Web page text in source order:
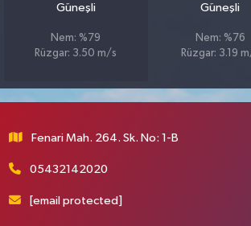
Güneşli
Nem: %79
Rüzgar: 3.50 m/s
Güneşli
Nem: %76
Rüzgar: 3.19
Fenari Mah. 264. Sk. No: 1-B
05432142020
[email protected]